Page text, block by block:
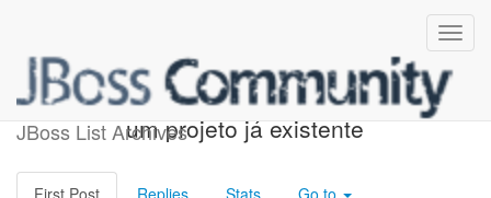
JBoss List Archives
Como configurar forge em
um projeto já existente
First Post Replies Stats Go to